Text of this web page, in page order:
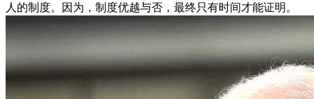
人的制度。因为，制度优越与否，最终只有时间才能证明。